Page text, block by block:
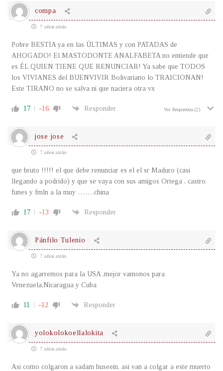
compa
7 años atrás
Pobre BESTIA ya en las ÚLTIMAS y con PATADAS de
AHOGADO! El MASTODONTE ANALFABETA no entiende que
es ÉL QUIEN TIENE QUE RENUNCIAR! Ya sabe que TODOS
los VIVIANES del BUENVIVIR Bolivariano lo TRAICIONAN!
Este TIRANO no se salva ni que naciera otra vx
17 -16 Responder Ver Respuestas (2)
jose jose
7 años atrás
que bruto !!!!! el que debe renunciar es el el sr Maduro (casi
llegando a podrido) y que se vaya con sus amigos Ortega , castro
funes y fmln a la muy …….china
17 -13 Responder
Pánfilo Tulenio
7 años atrás
Ya no agarremos para la USA ,mejor vamonos para
Venezuela,Nicaragua y Cuba
11 -12 Responder
yolokolokoellalokita
7 años atrás
Asi como colgaron a sadam huseein, asi van a colgar a este muerto